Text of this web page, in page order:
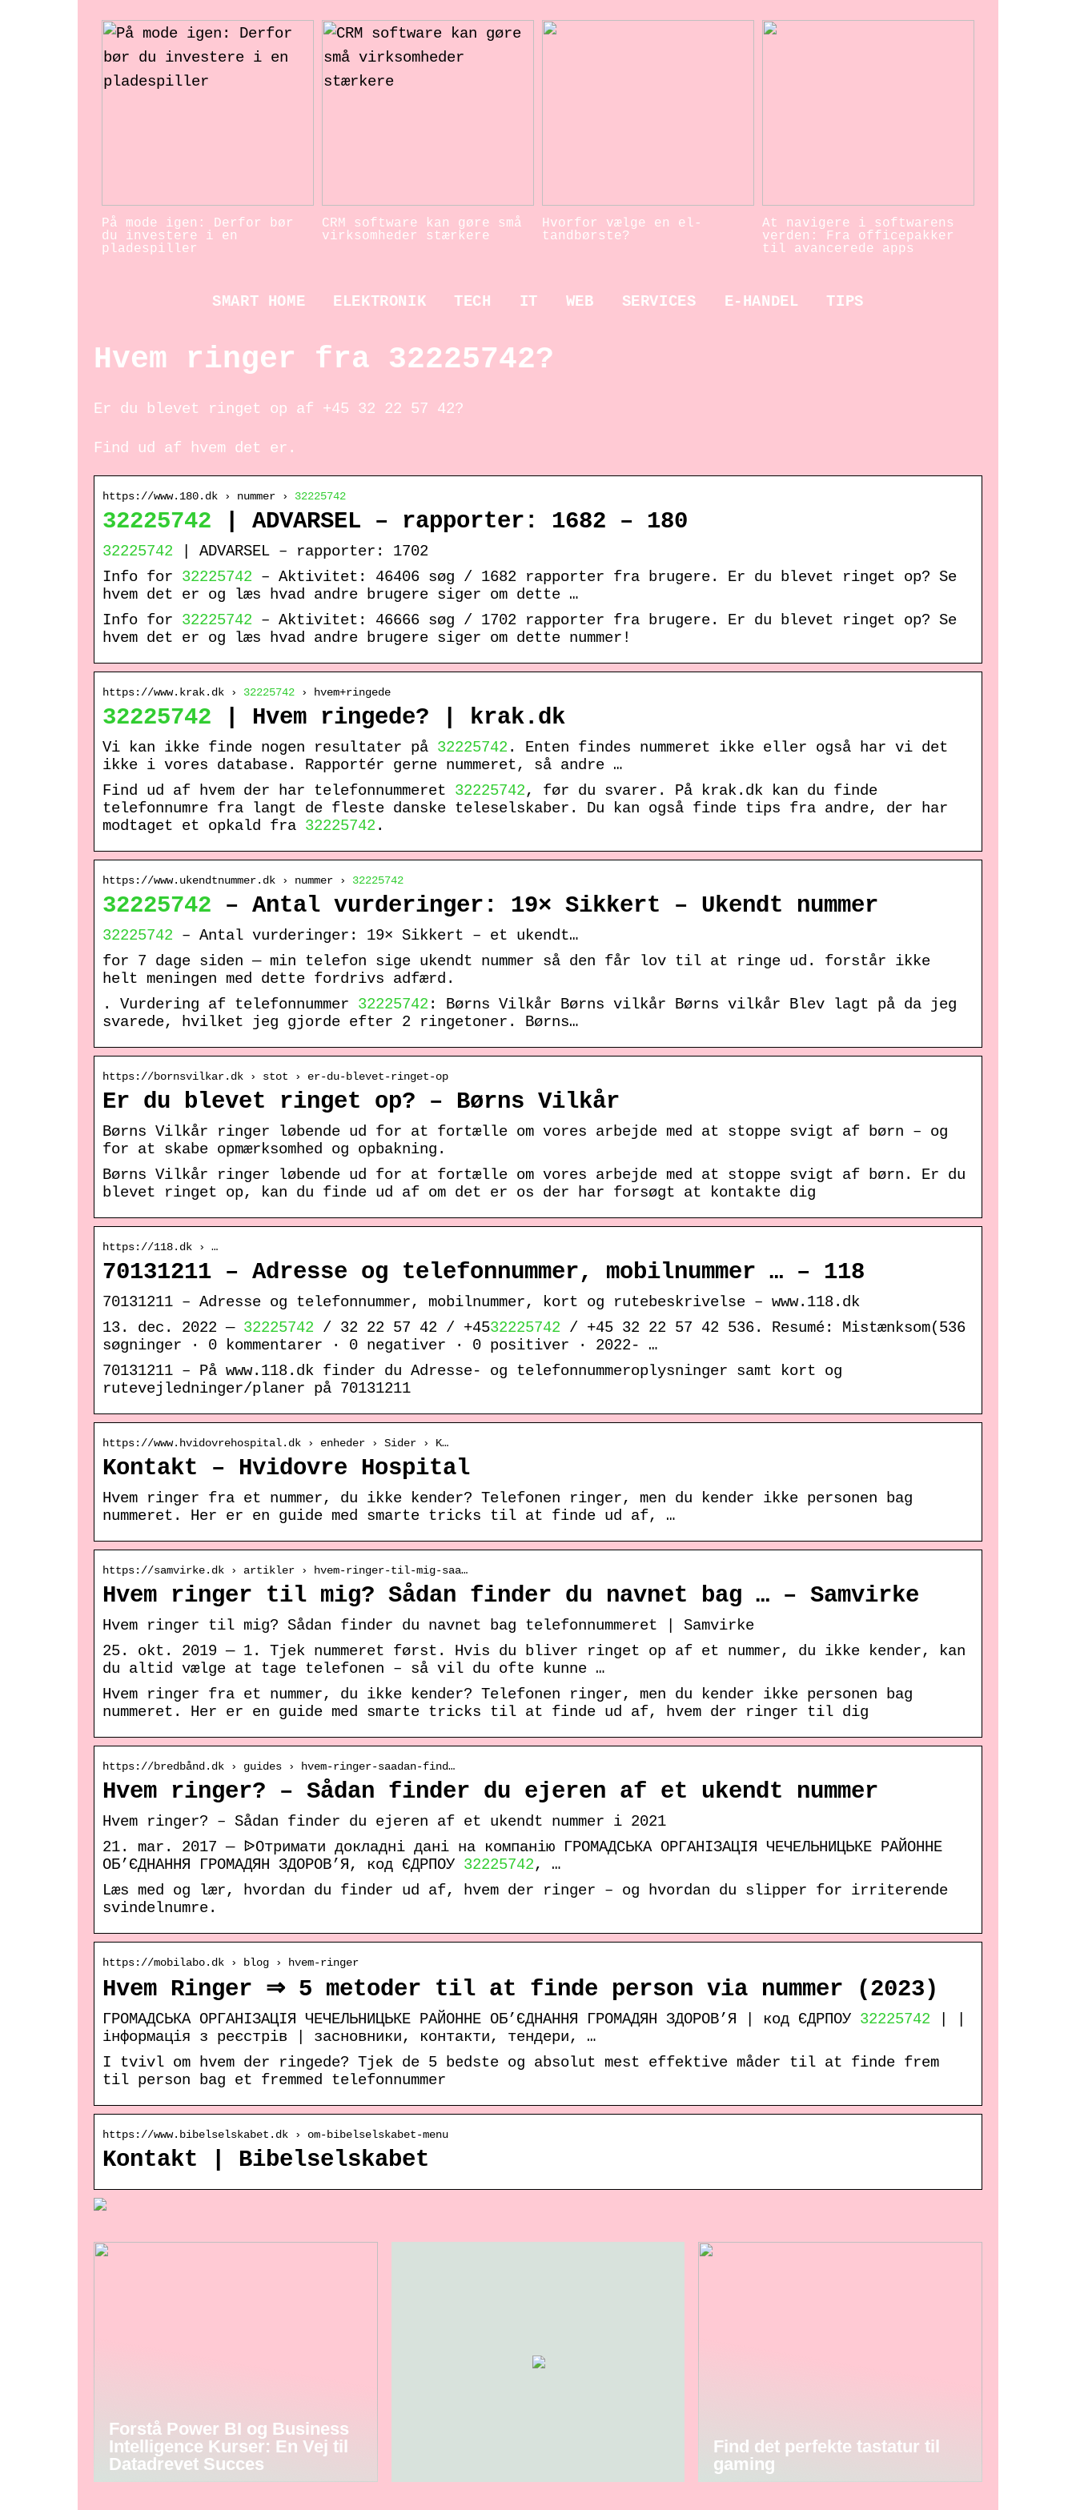
På mode igen: Derfor bør
du investere i en
pladespiller
CRM software kan gøre små
virksomheder stærkere
Hvorfor vælge en el-
tandbørste?
At navigere i softwarens
verden: Fra officepakker
til avancerede apps
SMART HOME ELEKTRONIK TECH IT WEB SERVICES E-HANDEL TIPS
Hvem ringer fra 32225742?
Er du blevet ringet op af +45 32 22 57 42?
Find ud af hvem det er.
https://www.180.dk › nummer › 32225742
32225742 | ADVARSEL – rapporter: 1682 – 180
32225742 | ADVARSEL – rapporter: 1702
Info for 32225742 – Aktivitet: 46406 søg / 1682 rapporter fra brugere. Er du blevet ringet op? Se
hvem det er og læs hvad andre brugere siger om dette …
Info for 32225742 – Aktivitet: 46666 søg / 1702 rapporter fra brugere. Er du blevet ringet op? Se
hvem det er og læs hvad andre brugere siger om dette nummer!
https://www.krak.dk › 32225742 › hvem+ringede
32225742 | Hvem ringede? | krak.dk
Vi kan ikke finde nogen resultater på 32225742 . Enten findes nummeret ikke eller også har vi det
ikke i vores database. Rapportér gerne nummeret, så andre …
Find ud af hvem der har telefonnummeret 32225742, før du svarer. På krak.dk kan du finde
telefonnumre fra langt de fleste danske teleselskaber. Du kan også finde tips fra andre, der har
modtaget et opkald fra 32225742 .
https://www.ukendtnummer.dk › nummer › 32225742
32225742 – Antal vurderinger: 19× Sikkert – Ukendt nummer
32225742 – Antal vurderinger: 19× Sikkert – et ukendt…
for 7 dage siden — min telefon sige ukendt nummer så den får lov til at ringe ud. forstår ikke
helt meningen med dette fordrivs adfærd.
. Vurdering af telefonnummer 32225742 : Børns Vilkår Børns vilkår Børns vilkår Blev lagt på da jeg
svarede, hvilket jeg gjorde efter 2 ringetoner. Børns…
https://bornsvilkar.dk › stot › er-du-blevet-ringet-op
Er du blevet ringet op? – Børns Vilkår
Børns Vilkår ringer løbende ud for at fortælle om vores arbejde med at stoppe svigt af børn – og
for at skabe opmærksomhed og opbakning.
Børns Vilkår ringer løbende ud for at fortælle om vores arbejde med at stoppe svigt af børn. Er du
blevet ringet op, kan du finde ud af om det er os der har forsøgt at kontakte dig
https://118.dk › …
70131211 – Adresse og telefonnummer, mobilnummer … – 118
70131211 – Adresse og telefonnummer, mobilnummer, kort og rutebeskrivelse – www.118.dk
13. dec. 2022 — 32225742 / 32 22 57 42 / +4532225742 / +45 32 22 57 42 536. Resumé: Mistænksom(536
søgninger · 0 kommentarer · 0 negativer · 0 positiver · 2022- …
70131211 – På www.118.dk finder du Adresse- og telefonnummeroplysninger samt kort og
rutevejledninger/planer på 70131211
https://www.hvidovrehospital.dk › enheder › Sider › K…
Kontakt – Hvidovre Hospital
Hvem ringer fra et nummer, du ikke kender? Telefonen ringer, men du kender ikke personen bag
nummeret. Her er en guide med smarte tricks til at finde ud af, …
https://samvirke.dk › artikler › hvem-ringer-til-mig-saa…
Hvem ringer til mig? Sådan finder du navnet bag … – Samvirke
Hvem ringer til mig? Sådan finder du navnet bag telefonnummeret | Samvirke
25. okt. 2019 — 1. Tjek nummeret først. Hvis du bliver ringet op af et nummer, du ikke kender, kan
du altid vælge at tage telefonen – så vil du ofte kunne …
Hvem ringer fra et nummer, du ikke kender? Telefonen ringer, men du kender ikke personen bag
nummeret. Her er en guide med smarte tricks til at finde ud af, hvem der ringer til dig
https://bredbånd.dk › guides › hvem-ringer-saadan-find…
Hvem ringer? – Sådan finder du ejeren af et ukendt nummer
Hvem ringer? – Sådan finder du ejeren af et ukendt nummer i 2021
21. mar. 2017 — ᐉОтримати докладні дані на компанію ГРОМАДСЬКА ОРГАНІЗАЦІЯ ЧЕЧЕЛЬНИЦЬКЕ РАЙОННЕ
ОБ’ЄДНАННЯ ГРОМАДЯН ЗДОРОВ’Я, код ЄДРПОУ 32225742, …
Læs med og lær, hvordan du finder ud af, hvem der ringer – og hvordan du slipper for irriterende
svindelnumre.
https://mobilabo.dk › blog › hvem-ringer
Hvem Ringer ⇒ 5 metoder til at finde person via nummer (2023)
ГРОМАДСЬКА ОРГАНІЗАЦІЯ ЧЕЧЕЛЬНИЦЬКЕ РАЙОННЕ ОБ’ЄДНАННЯ ГРОМАДЯН ЗДОРОВ’Я | код ЄДРПОУ 32225742
інформація з реєстрів | засновники, контакти, тендери, …
I tvivl om hvem der ringede? Tjek de 5 bedste og absolut mest effektive måder til at finde frem
til person bag et fremmed telefonnummer
https://www.bibelselskabet.dk › om-bibelselskabet-menu
Kontakt | Bibelselskabet
Forstå Power BI og Business
Intelligence Kurser: En Vej til
Datadrevet Succes
Find det perfekte tastatur til
gaming